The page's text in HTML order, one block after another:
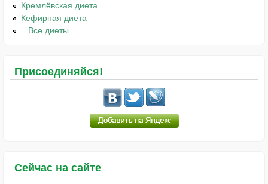
Кремлёвская диета
Кефирная диета
...Все диеты...
Присоединяйся!
Сейчас на сайте